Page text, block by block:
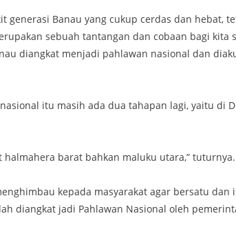
generasi Banau yang cukup cerdas dan hebat,
sebuah tantangan dan cobaan bagi kita
diangkat menjadi pahlawan nasional dan
itu masih ada dua tahapan lagi, yaitu di
barat bahkan maluku utara,” tuturnya.
kepada masyarakat agar bersatu dan
diangkat jadi Pahlawan Nasional oleh